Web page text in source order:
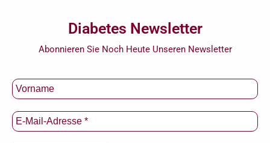
Diabetes Newsletter
Abonnieren Sie Noch Heute Unseren Newsletter